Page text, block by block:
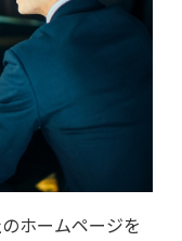
ホームページを